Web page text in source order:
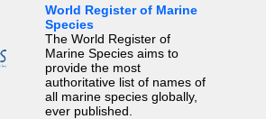
World Register of Marine
Species
The World Register of
Marine Species aims to
provide the most
authoritative list of names of
all marine species globally,
ever published.